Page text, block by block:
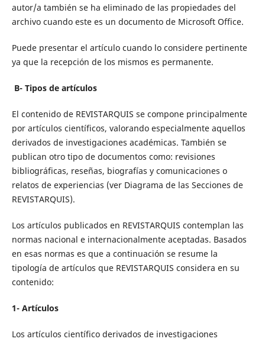
autor/a también se ha eliminado de las propiedades del
archivo cuando este es un documento de Microsoft Office.
Puede presentar el artículo cuando lo considere pertinente
ya que la recepción de los mismos es permanente.
B- Tipos de artículos
El contenido de REVISTARQUIS se compone principalmente
por artículos científicos, valorando especialmente aquellos
derivados de investigaciones académicas. También se
publican otro tipo de documentos como: revisiones
bibliográficas, reseñas, biografías y comunicaciones o
relatos de experiencias (ver Diagrama de las Secciones de
REVISTARQUIS).
Los artículos publicados en REVISTARQUIS contemplan las
normas nacional e internacionalmente aceptadas. Basados
en esas normas es que a continuación se resume la
tipología de artículos que REVISTARQUIS considera en su
contenido:
1- Artículos
Los artículos científico derivados de investigaciones